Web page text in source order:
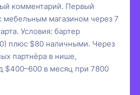
комментарий. Первый
мебельным магазином через 7
Условия: бартер
плюс $80 наличными. Через
партнёра в нише,
$400–600 в месяц при 7800